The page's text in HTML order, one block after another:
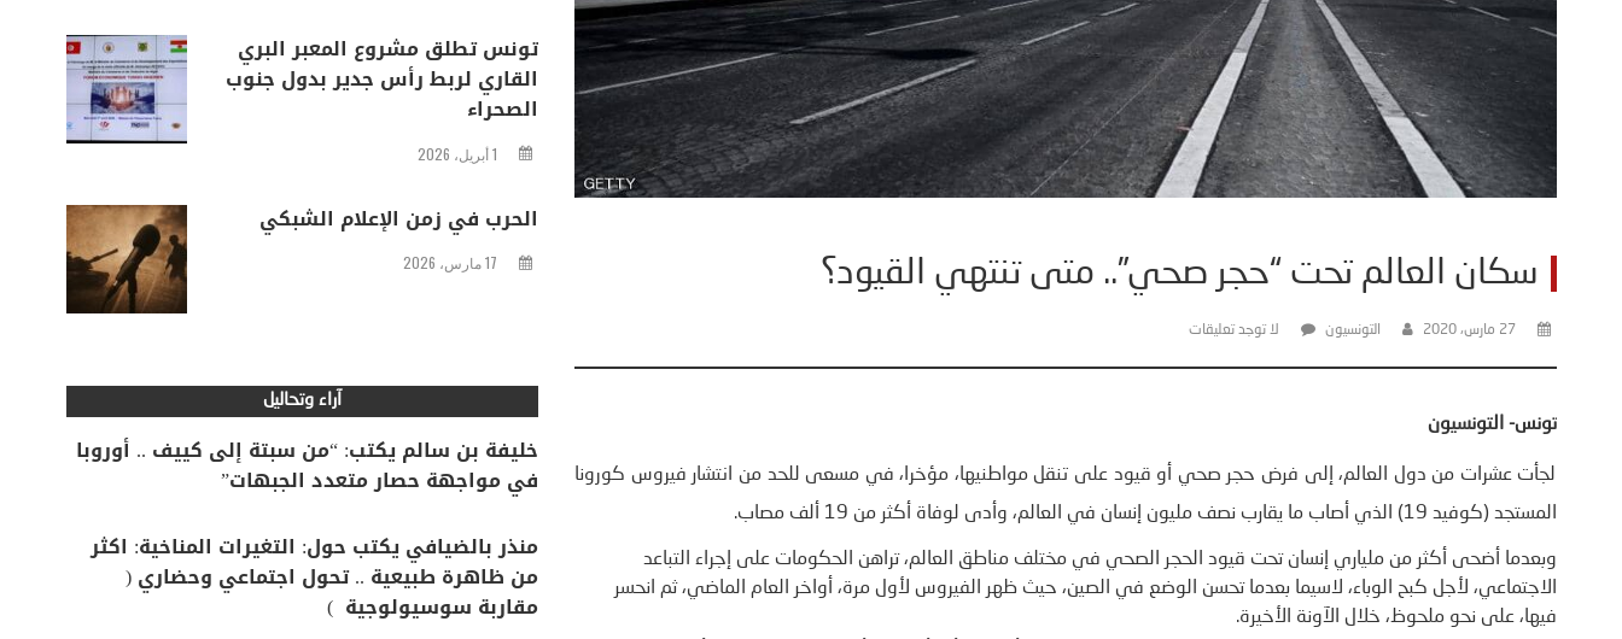
سكان العالم تحت “حجر صحي”.. متى تنتهي القيود؟
27 مارس، 2020 التونسيون لا توجد تعليقات
تونس- التونسيون
لجأت عشرات من دول العالم، إلى فرض حجر صحي أو قيود على تنقل مواطنيها، مؤخرا، في مسعى للحد من انتشار فيروس كورونا
المستجد (كوفيد 19) الذي أصاب ما يقارب نصف مليون إنسان في العالم، وأدى لوفاة أكثر من 19 ألف مصاب.
وبعدما أضحى أكثر من ملياري إنسان تحت قيود الحجر الصحي في مختلف مناطق العالم، تراهن الحكومات على إجراء التباعد
الاجتماعي، لأجل كبح الوباء، لاسيما بعدما تحسن الوضع في الصين، حيث ظهر الفيروس لأول مرة، أواخر العام الماضي، ثم انحسر
فيها، على نحو ملحوظ، خلال الآونة الأخيرة.
تونس تطلق مشروع المعبر البري
القاري لربط رأس جدير بدول جنوب
الصحراء
1 أبريل، 2026
الحرب في زمن الإعلام الشبكي
17 مارس، 2026
آراء وتحاليل
خليفة بن سالم يكتب: “من سبتة إلى كييف .. أوروبا
في مواجهة حصار متعدد الجبهات”
منذر بالضيافي يكتب حول: التغيرات المناخية: اكثر
من ظاهرة طبيعية .. تحول اجتماعي وحضاري (
مقاربة سوسيولوجية )